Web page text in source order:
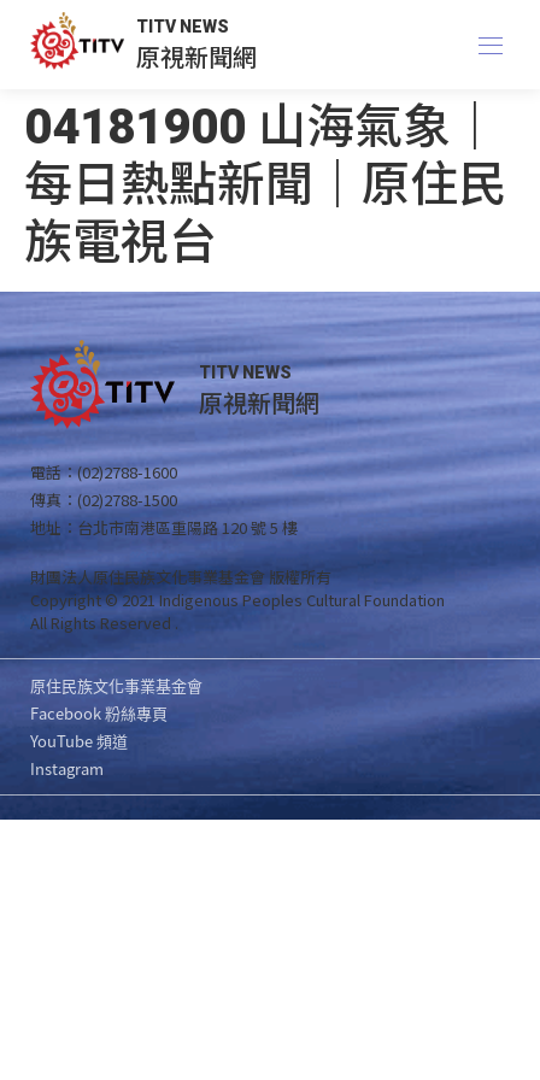
TITV NEWS
原視新聞網
04181900 山海氣象｜
每日熱點新聞｜原住民
族電視台
TITV NEWS
原視新聞網
電話：(02)2788-1600
傳真：(02)2788-1500
地址：台北市南港區重陽路 120 號 5 樓
財團法人原住民族文化事業基金會 版權所有
Copyright © 2021 Indigenous Peoples Cultural Foundation
All Rights Reserved .
原住民族文化事業基金會
Facebook 粉絲專頁
YouTube 頻道
Instagram